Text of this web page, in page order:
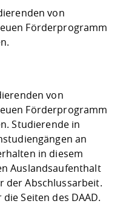
Vorbereitung
Studien- und
und Physik
Digitales Lernen
Fremdsprachen
Studieren in
Studentenwerk
Angebote der
Arbeit
Formulare und
Internationale
Formulare und
FIS -
Prototyping und
Kooperationen
Kontakt &
Klimaschutz &
Förderverein
Gremien und
Informatik/
Maschinenbau
Unternehmen
von
Förderprogramm
von
Förderprogramm
Studierende in
an
in diesem
Auslandsaufenthalt
der Abschlussarbeit.
Seiten des DAAD.